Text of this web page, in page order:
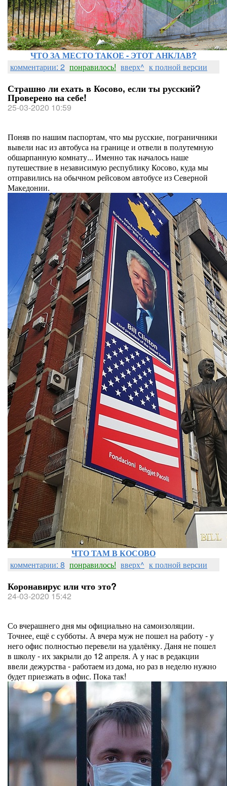
ЧТО ЗА МЕСТО ТАКОЕ - ЭТОТ АНКЛАВ?
комментарии: 2 понравилось! вверх^ к полной версии
Страшно ли ехать в Косово, если ты русский?
Проверено на себе!
25-03-2020 10:59
Поняв по нашим паспортам, что мы русские, пограничники
вывели нас из автобуса на границе и отвели в полутемную
обшарпанную комнату... Именно так началось наше
путешествие в независимую республику Косово, куда мы
отправились на обычном рейсовом автобусе из Северной
Македонии.
ЧТО ТАМ В КОСОВО
комментарии: 8 понравилось! вверх^ к полной версии
Коронавирус или что это?
24-03-2020 15:42
Со вчерашнего дня мы официально на самоизоляции.
Точнее, ещё с субботы. А вчера муж не пошел на работу - у
него офис полностью перевели на удалёнку. Даня не пошел
в школу - их закрыли до 12 апреля. А у нас в редакции
ввели дежурства - работаем из дома, но раз в неделю нужно
будет приезжать в офис. Пока так!